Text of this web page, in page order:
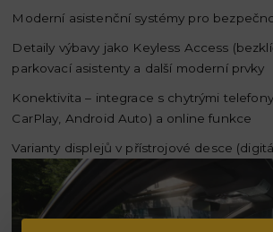
Moderní asistenční systémy pro
Detaily výbavy jako Keyless Access
parkovací asistenty a další moderní prvky
Konektivita – integrace s chytrými
CarPlay, Android Auto) a online funkce
Varianty displejů v přístrojové desce